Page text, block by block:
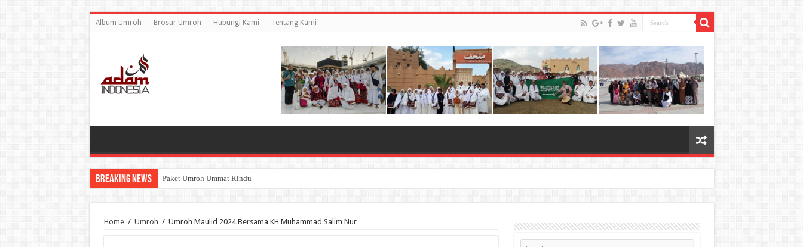
Album Umroh Brosur Umroh Hubungi Kami Tentang Kami
Breaking News Paket Umroh Ummat Rindu
Umroh Agustus 2026: Wujudkan Impian Beribadah di Tanah Suci
Home / Umroh / Umroh Maulid 2024 Bersama KH Muhammad Salim Nur